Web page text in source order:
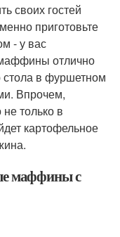
своих гостей
приготовьте
- у вас
отлично
стола в фуршетном
Впрочем,
только в
картофельное
маффины с